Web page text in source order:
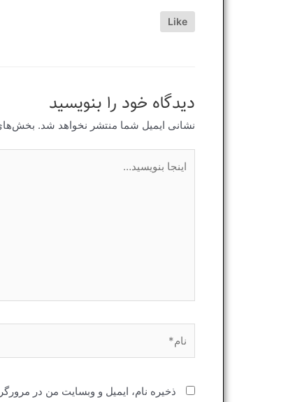
Like
دیدگاه‌ خود را بنویسید
نشانی ایمیل شما منتشر نخواهد شد.
بنویسید…
ذخیره نام، ایمیل و وبسایت من در